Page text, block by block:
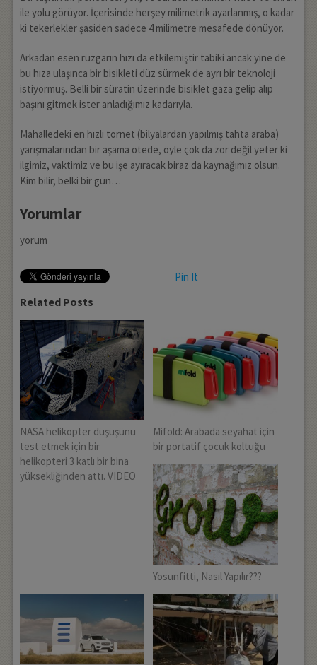
ile yolu görüyor. İçerisinde herşey milimetrik ayarlanmış, o kadar
ki tekerlekler şasiden sadece 4 milimetre mesafede dönüyor.
Arkadan esen rüzgarın hızı da etkilemiştir tabiki ancak yine de
bu hıza ulaşınca bir bisikleti düz sürmek de ayrı bir teknoloji
istiyormuş. Belli bir süratin üzerinde bisiklet gaza gelip alıp
başını gitmek ister anladığımız kadarıyla.
Mahalledeki en hızlı tornet (bilyalardan yapılmış tahta araba)
yarışmalarından bir aşama ötede, öyle çok da zor değil yeter ki
ilgimiz, vaktimiz ve bu işe ayıracak biraz da kaynağımız olsun.
Kim bilir, belki bir gün…
Yorumlar
yorum
Pin It
Related Posts
NASA helikopter düşüşünü
test etmek için bir
helikopteri 3 katlı bir bina
yüksekliğinden attı. VIDEO
Mifold: Arabada seyahat için
bir portatif çocuk koltuğu
Yosunfitti, Nasıl Yapılır???